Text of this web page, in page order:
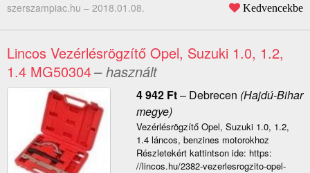
szerszampiac.hu – 2018.01.08. Kedvencekbe
Lincos Vezérlésrögzítő Opel, Suzuki 1.0, 1.2,
1.4 MG50304– használt
4 942 Ft– Debrecen (Hajdú-Bihar
megye)
Vezérlésrögzítő Opel, Suzuki 1.0, 1.2,
1.4 láncos, benzines motorokhoz
Részletekért kattintson ide: https:
//lincos.hu/2382-vezerlesrogzito-opel-